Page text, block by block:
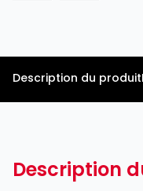
Description du produit
Description